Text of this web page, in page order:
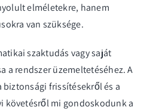
elméletekre, hanem
van szüksége.
szaktudás vagy saját
a rendszer üzemeltetéséhez. A
frissítésekről és a
követésről mi gondoskodunk a